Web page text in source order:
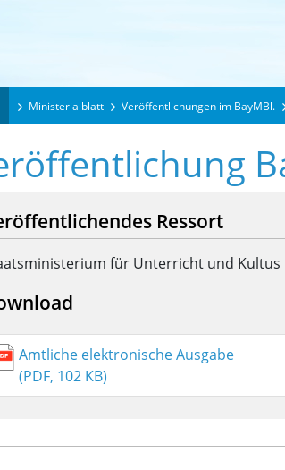
Ministerialblatt Veröffentlichungen im BayMBl.
Ressort
für Unterricht und Kultus
Amtliche elektronische Ausgabe
(PDF, 102 KB)